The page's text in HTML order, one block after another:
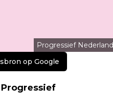
Progressief Nederland
op Google